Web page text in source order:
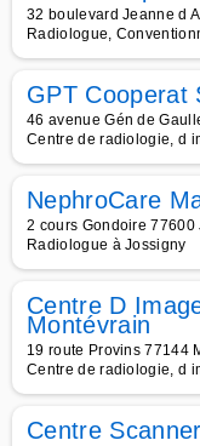
32 boulevard Jeanne d
Radiologue,
GPT Cooperat
46 avenue Gén de
Centre de radiologie, d
NephroCare
2 cours Gondoire
Radiologue à Jossigny
Centre D
Montévrain
19 route Provins 77144
Centre de radiologie, d
Centre Scanner